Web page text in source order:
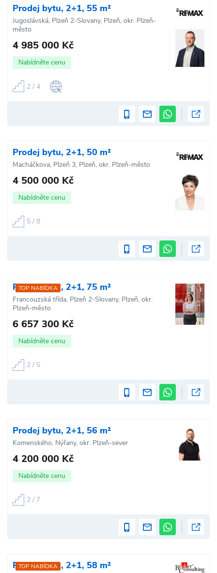
Prodej bytu, 2+1, 55 m²
Jugoslávská, Plzeň 2-Slovany, Plzeň, okr. Plzeň-
město
4 985 000 Kč
Nabídněte cenu
2 / 4
Prodej bytu, 2+1, 50 m²
Macháčkova, Plzeň 3, Plzeň, okr. Plzeň-město
4 500 000 Kč
Nabídněte cenu
5 / 8
TOP NABÍDKA
Prodej bytu, 2+1, 75 m²
Francouzská třída, Plzeň 2-Slovany, Plzeň, okr.
Plzeň-město
6 657 300 Kč
Nabídněte cenu
2 / 5
Prodej bytu, 2+1, 56 m²
Komenského, Nýřany, okr. Plzeň-sever
4 200 000 Kč
Nabídněte cenu
2 / 7
TOP NABÍDKA
Prodej bytu, 2+1, 58 m²